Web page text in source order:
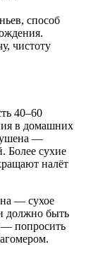
способ
чистоту
40–60
в домашних
—
Более сухие
налёт
— сухое
должно быть
— попросить